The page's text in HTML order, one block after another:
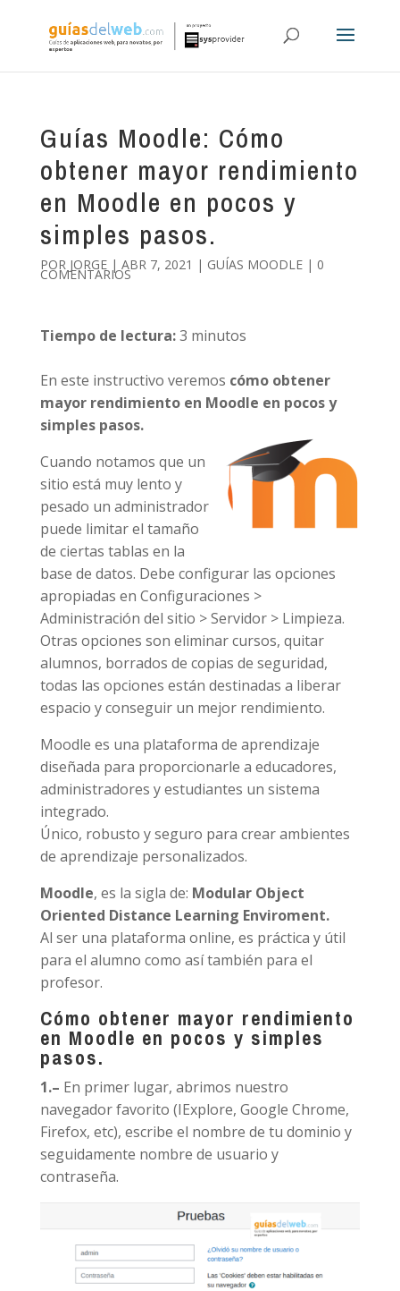
Guías Moodle: Cómo
obtener mayor rendimiento
en Moodle en pocos y
simples pasos.
POR JORGE| ABR 7, 2021 | GUÍAS MOODLE| 0
COMENTARIOS
Tiempo de lectura:3 minutos
En este instructivo veremos cómo obtener
mayor rendimiento en Moodle en pocos y
simples pasos.
Cuando notamos que un
sitio está muy lento y
pesado un administrador
puede limitar el tamaño
de ciertas tablas en la
base de datos. Debe configurar las opciones
apropiadas en Configuraciones >
Administración del sitio > Servidor > Limpieza.
Otras opciones son eliminar cursos, quitar
alumnos, borrados de copias de seguridad,
todas las opciones están destinadas a liberar
espacio y conseguir un mejor rendimiento.
Moodle es una plataforma de aprendizaje
diseñada para proporcionarle a educadores,
administradores y estudiantes un sistema
integrado.
Único, robusto y seguro para crear ambientes
de aprendizaje personalizados.
Moodle, es la sigla de: Modular Object
Oriented Distance Learning Enviroment.
Al ser una plataforma online, es práctica y útil
para el alumno como así también para el
profesor.
Cómo obtener mayor rendimiento
en Moodle en pocos y simples
pasos.
1.– En primer lugar, abrimos nuestro
navegador favorito (IExplore, Google Chrome,
Firefox, etc), escribe el nombre de tu dominio y
seguidamente nombre de usuario y
contraseña.